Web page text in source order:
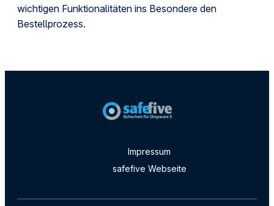
wichtigen Funktionalitäten ins Besondere den
Bestellprozess.
Impressum
safefive Webseite